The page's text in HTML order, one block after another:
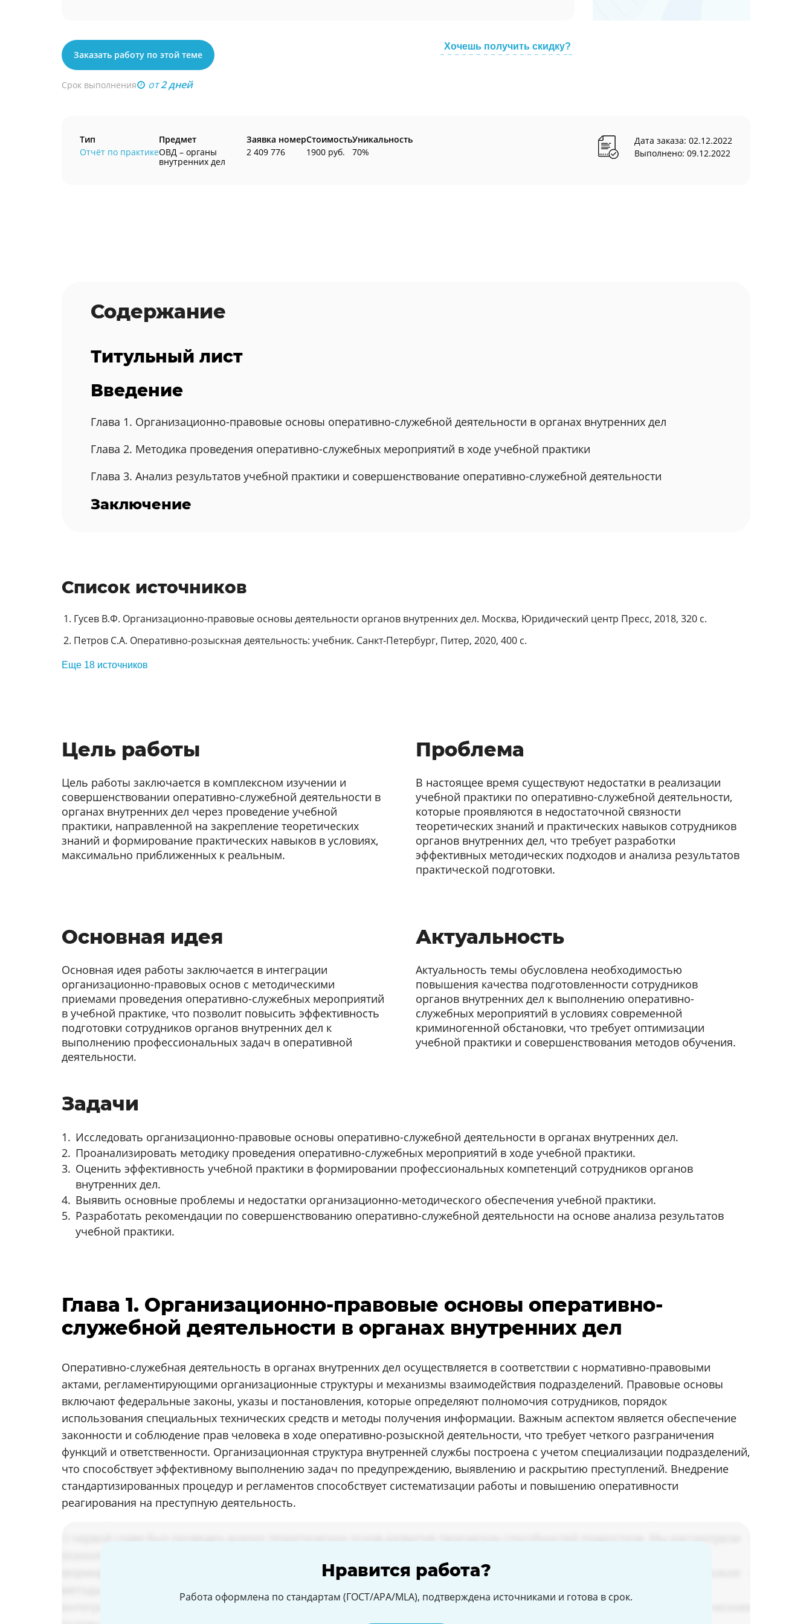
Заказать работу по этой теме
Срок выполнения от2 дней
Хочешь получить скидку?
Тип
Отчёт по практике
Предмет
ОВД – органы
внутренних дел
Заявка номер
2 409 776
Стоимость
1900 руб.
Уникальность
70%
Дата заказа: 02.12.2022
Выполнено: 09.12.2022
Содержание
Титульный лист
Введение
Глава 1. Организационно-правовые основы оперативно-служебной деятельности в органах внутренних дел
Глава 2. Методика проведения оперативно-служебных мероприятий в ходе учебной практики
Глава 3. Анализ результатов учебной практики и совершенствование оперативно-служебной деятельности
Заключение
Список источников
Гусев В.Ф. Организационно-правовые основы деятельности органов внутренних дел. Москва, Юридический центр Пресс, 2018, 320 с.
Петров С.А. Оперативно-розыскная деятельность: учебник. Санкт-Петербург, Питер, 2020, 400 с.
Еще 18 источников
Цель работы
Цель работы заключается в комплексном изучении и
совершенствовании оперативно-служебной деятельности в
органах внутренних дел через проведение учебной
практики, направленной на закрепление теоретических
знаний и формирование практических навыков в условиях,
максимально приближенных к реальным.
Проблема
В настоящее время существуют недостатки в реализации
учебной практики по оперативно-служебной деятельности,
которые проявляются в недостаточной связности
теоретических знаний и практических навыков сотрудников
органов внутренних дел, что требует разработки
эффективных методических подходов и анализа результатов
практической подготовки.
Основная идея
Основная идея работы заключается в интеграции
организационно-правовых основ с методическими
приемами проведения оперативно-служебных мероприятий
в учебной практике, что позволит повысить эффективность
подготовки сотрудников органов внутренних дел к
выполнению профессиональных задач в оперативной
деятельности.
Актуальность
Актуальность темы обусловлена необходимостью
повышения качества подготовленности сотрудников
органов внутренних дел к выполнению оперативно-
служебных мероприятий в условиях современной
криминогенной обстановки, что требует оптимизации
учебной практики и совершенствования методов обучения.
Задачи
Исследовать организационно-правовые основы оперативно-служебной деятельности в органах внутренних дел.
Проанализировать методику проведения оперативно-служебных мероприятий в ходе учебной практики.
Оценить эффективность учебной практики в формировании профессиональных компетенций сотрудников органов
внутренних дел.
Выявить основные проблемы и недостатки организационно-методического обеспечения учебной практики.
Разработать рекомендации по совершенствованию оперативно-служебной деятельности на основе анализа результатов
учебной практики.
Глава 1. Организационно-правовые основы оперативно-
служебной деятельности в органах внутренних дел
Оперативно-служебная деятельность в органах внутренних дел осуществляется в соответствии с нормативно-правовыми
актами, регламентирующими организационные структуры и механизмы взаимодействия подразделений. Правовые основы
включают федеральные законы, указы и постановления, которые определяют полномочия сотрудников, порядок
использования специальных технических средств и методы получения информации. Важным аспектом является обеспечение
законности и соблюдение прав человека в ходе оперативно-розыскной деятельности, что требует четкого разграничения
функций и ответственности. Организационная структура внутренней службы построена с учетом специализации подразделений,
что способствует эффективному выполнению задач по предупреждению, выявлению и раскрытию преступлений. Внедрение
стандартизированных процедур и регламентов способствует систематизации работы и повышению оперативности
реагирования на преступную деятельность.
Нравится работа?
Работа оформлена по стандартам (ГОСТ/APA/MLA), подтверждена источниками и готова в срок.